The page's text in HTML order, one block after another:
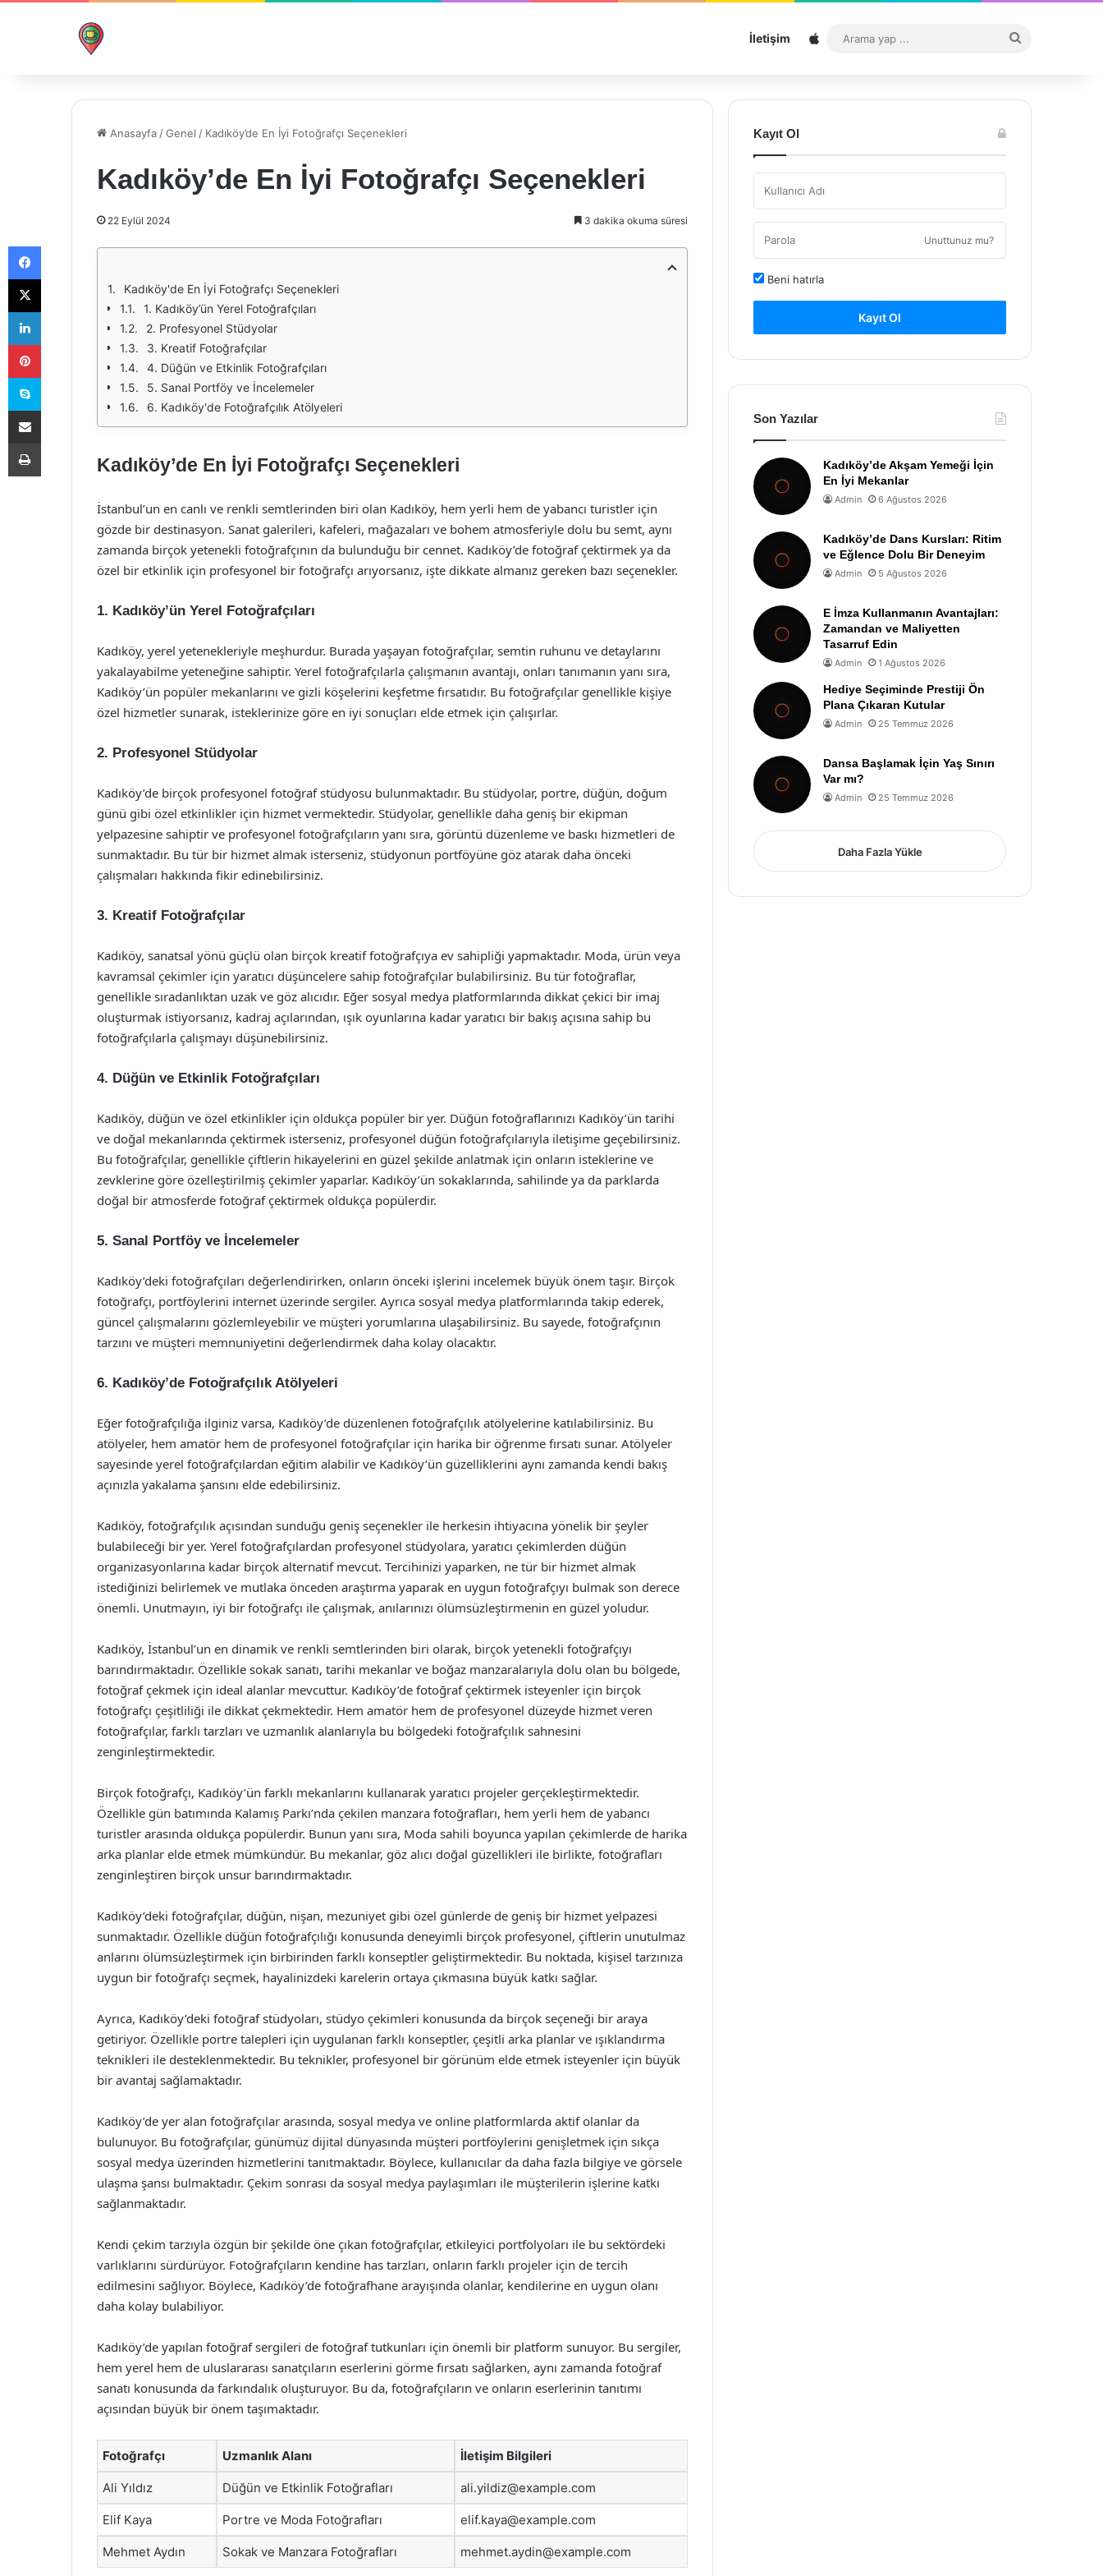
İletişim Sitemap
...
Anasayfa /Genel / Kadıköy’de En İyi Fotoğrafçı Seçenekleri
Kadıköy’de En İyi Fotoğrafçı Seçenekleri
22 Eylül 2024 3 dakika okuma süresi
Kadıköy'de En İyi Fotoğrafçı Seçenekleri
1. Kadıköy’ün Yerel Fotoğrafçıları
2. Profesyonel Stüdyolar
3. Kreatif Fotoğrafçılar
4. Düğün ve Etkinlik Fotoğrafçıları
5. Sanal Portföy ve İncelemeler
6. Kadıköy'de Fotoğrafçılık Atölyeleri
Kadıköy’de En İyi Fotoğrafçı Seçenekleri
İstanbul’un en canlı ve renkli semtlerinden biri olan Kadıköy, hem yerli hem de yabancı turistler için
gözde bir destinasyon. Sanat galerileri, kafeleri, mağazaları ve bohem atmosferiyle dolu bu semt, aynı
zamanda birçok yetenekli fotoğrafçının da bulunduğu bir cennet. Kadıköy’de fotoğraf çektirmek ya da
özel bir etkinlik için profesyonel bir fotoğrafçı arıyorsanız, işte dikkate almanız gereken bazı seçenekler.
1. Kadıköy’ün Yerel Fotoğrafçıları
Kadıköy, yerel yetenekleriyle meşhurdur. Burada yaşayan fotoğrafçılar, semtin ruhunu ve detaylarını
yakalayabilme yeteneğine sahiptir. Yerel fotoğrafçılarla çalışmanın avantajı, onları tanımanın yanı sıra,
Kadıköy’ün popüler mekanlarını ve gizli köşelerini keşfetme fırsatıdır. Bu fotoğrafçılar genellikle kişiye
özel hizmetler sunarak, isteklerinize göre en iyi sonuçları elde etmek için çalışırlar.
2. Profesyonel Stüdyolar
Kadıköy’de birçok profesyonel fotoğraf stüdyosu bulunmaktadır. Bu stüdyolar, portre, düğün, doğum
günü gibi özel etkinlikler için hizmet vermektedir. Stüdyolar, genellikle daha geniş bir ekipman
yelpazesine sahiptir ve profesyonel fotoğrafçıların yanı sıra, görüntü düzenleme ve baskı hizmetleri de
sunmaktadır. Bu tür bir hizmet almak isterseniz, stüdyonun portföyüne göz atarak daha önceki
çalışmaları hakkında fikir edinebilirsiniz.
3. Kreatif Fotoğrafçılar
Kadıköy, sanatsal yönü güçlü olan birçok kreatif fotoğrafçıya ev sahipliği yapmaktadır. Moda, ürün veya
kavramsal çekimler için yaratıcı düşüncelere sahip fotoğrafçılar bulabilirsiniz. Bu tür fotoğraflar,
genellikle sıradanlıktan uzak ve göz alıcıdır. Eğer sosyal medya platformlarında dikkat çekici bir imaj
oluşturmak istiyorsanız, kadraj açılarından, ışık oyunlarına kadar yaratıcı bir bakış açısına sahip bu
fotoğrafçılarla çalışmayı düşünebilirsiniz.
4. Düğün ve Etkinlik Fotoğrafçıları
Kadıköy, düğün ve özel etkinlikler için oldukça popüler bir yer. Düğün fotoğraflarınızı Kadıköy’ün tarihi
ve doğal mekanlarında çektirmek isterseniz, profesyonel düğün fotoğrafçılarıyla iletişime geçebilirsiniz.
Bu fotoğrafçılar, genellikle çiftlerin hikayelerini en güzel şekilde anlatmak için onların isteklerine ve
zevklerine göre özelleştirilmiş çekimler yaparlar. Kadıköy’ün sokaklarında, sahilinde ya da parklarda
doğal bir atmosferde fotoğraf çektirmek oldukça popülerdir.
5. Sanal Portföy ve İncelemeler
Kadıköy’deki fotoğrafçıları değerlendirirken, onların önceki işlerini incelemek büyük önem taşır. Birçok
fotoğrafçı, portföylerini internet üzerinde sergiler. Ayrıca sosyal medya platformlarında takip ederek,
güncel çalışmalarını gözlemleyebilir ve müşteri yorumlarına ulaşabilirsiniz. Bu sayede, fotoğrafçının
tarzını ve müşteri memnuniyetini değerlendirmek daha kolay olacaktır.
6. Kadıköy’de Fotoğrafçılık Atölyeleri
Eğer fotoğrafçılığa ilginiz varsa, Kadıköy’de düzenlenen fotoğrafçılık atölyelerine katılabilirsiniz. Bu
atölyeler, hem amatör hem de profesyonel fotoğrafçılar için harika bir öğrenme fırsatı sunar. Atölyeler
sayesinde yerel fotoğrafçılardan eğitim alabilir ve Kadıköy’ün güzelliklerini aynı zamanda kendi bakış
açınızla yakalama şansını elde edebilirsiniz.
Kadıköy, fotoğrafçılık açısından sunduğu geniş seçenekler ile herkesin ihtiyacına yönelik bir şeyler
bulabileceği bir yer. Yerel fotoğrafçılardan profesyonel stüdyolara, yaratıcı çekimlerden düğün
organizasyonlarına kadar birçok alternatif mevcut. Tercihinizi yaparken, ne tür bir hizmet almak
istediğinizi belirlemek ve mutlaka önceden araştırma yaparak en uygun fotoğrafçıyı bulmak son derece
önemli. Unutmayın, iyi bir fotoğrafçı ile çalışmak, anılarınızı ölümsüzleştirmenin en güzel yoludur.
Kadıköy, İstanbul’un en dinamik ve renkli semtlerinden biri olarak, birçok yetenekli fotoğrafçıyı
barındırmaktadır. Özellikle sokak sanatı, tarihi mekanlar ve boğaz manzaralarıyla dolu olan bu bölgede,
fotoğraf çekmek için ideal alanlar mevcuttur. Kadıköy’de fotoğraf çektirmek isteyenler için birçok
fotoğrafçı çeşitliliği ile dikkat çekmektedir. Hem amatör hem de profesyonel düzeyde hizmet veren
fotoğrafçılar, farklı tarzları ve uzmanlık alanlarıyla bu bölgedeki fotoğrafçılık sahnesini
zenginleştirmektedir.
Birçok fotoğrafçı, Kadıköy’ün farklı mekanlarını kullanarak yaratıcı projeler gerçekleştirmektedir.
Özellikle gün batımında Kalamış Parkı’nda çekilen manzara fotoğrafları, hem yerli hem de yabancı
turistler arasında oldukça popülerdir. Bunun yanı sıra, Moda sahili boyunca yapılan çekimlerde de harika
arka planlar elde etmek mümkündür. Bu mekanlar, göz alıcı doğal güzellikleri ile birlikte, fotoğrafları
zenginleştiren birçok unsur barındırmaktadır.
Kadıköy’deki fotoğrafçılar, düğün, nişan, mezuniyet gibi özel günlerde de geniş bir hizmet yelpazesi
sunmaktadır. Özellikle düğün fotoğrafçılığı konusunda deneyimli birçok profesyonel, çiftlerin unutulmaz
anlarını ölümsüzleştirmek için birbirinden farklı konseptler geliştirmektedir. Bu noktada, kişisel tarzınıza
uygun bir fotoğrafçı seçmek, hayalinizdeki karelerin ortaya çıkmasına büyük katkı sağlar.
Ayrıca, Kadıköy’deki fotoğraf stüdyoları, stüdyo çekimleri konusunda da birçok seçeneği bir araya
getiriyor. Özellikle portre talepleri için uygulanan farklı konseptler, çeşitli arka planlar ve ışıklandırma
teknikleri ile desteklenmektedir. Bu teknikler, profesyonel bir görünüm elde etmek isteyenler için büyük
bir avantaj sağlamaktadır.
Kadıköy’de yer alan fotoğrafçılar arasında, sosyal medya ve online platformlarda aktif olanlar da
bulunuyor. Bu fotoğrafçılar, günümüz dijital dünyasında müşteri portföylerini genişletmek için sıkça
sosyal medya üzerinden hizmetlerini tanıtmaktadır. Böylece, kullanıcılar da daha fazla bilgiye ve görsele
ulaşma şansı bulmaktadır. Çekim sonrası da sosyal medya paylaşımları ile müşterilerin işlerine katkı
sağlanmaktadır.
Kendi çekim tarzıyla özgün bir şekilde öne çıkan fotoğrafçılar, etkileyici portfolyoları ile bu sektördeki
varlıklarını sürdürüyor. Fotoğrafçıların kendine has tarzları, onların farklı projeler için de tercih
edilmesini sağlıyor. Böylece, Kadıköy’de fotoğrafhane arayışında olanlar, kendilerine en uygun olanı
daha kolay bulabiliyor.
Kadıköy’de yapılan fotoğraf sergileri de fotoğraf tutkunları için önemli bir platform sunuyor. Bu sergiler,
hem yerel hem de uluslararası sanatçıların eserlerini görme fırsatı sağlarken, aynı zamanda fotoğraf
sanatı konusunda da farkındalık oluşturuyor. Bu da, fotoğrafçıların ve onların eserlerinin tanıtımı
açısından büyük bir önem taşımaktadır.
Fotoğrafçı Uzmanlık Alanı İletişim Bilgileri
Ali Yıldız Düğün ve Etkinlik Fotoğrafları ali.yildiz@example.com
Elif Kaya Portre ve Moda Fotoğrafları elif.kaya@example.com
Mehmet Aydın Sokak ve Manzara Fotoğrafları mehmet.aydin@example.com
Kayıt Ol
Unuttunuz mu?
Beni hatırla
Kayıt Ol
Son Yazılar
Kadıköy’de Akşam Yemeği İçin
En İyi Mekanlar
Admin 6 Ağustos 2026
Kadıköy’de Dans Kursları: Ritim
ve Eğlence Dolu Bir Deneyim
Admin 5 Ağustos 2026
E İmza Kullanmanın Avantajları:
Zamandan ve Maliyetten
Tasarruf Edin
Admin 1 Ağustos 2026
Hediye Seçiminde Prestiji Ön
Plana Çıkaran Kutular
Admin 25 Temmuz 2026
Dansa Başlamak İçin Yaş Sınırı
Var mı?
Admin 25 Temmuz 2026
Daha Fazla Yükle
Facebook
X
LinkedIn
Pinterest
Skype
E-Posta ile paylaş